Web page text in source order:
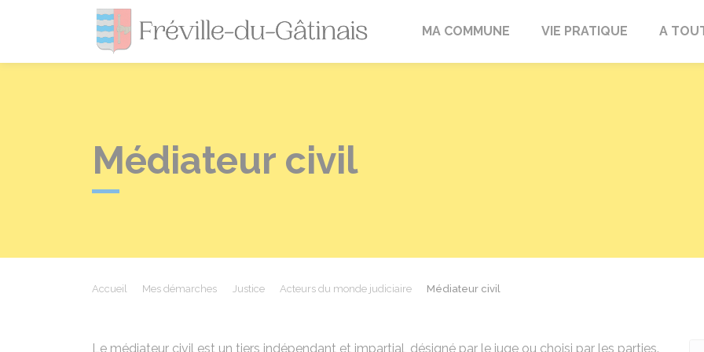
Fréville-du-Gâtinais
MA COMMUNE VIE PRATIQUE A
Médiateur civil
Accueil Mes démarches Justice Acteurs du monde judiciaire Médiateur civil
Le médiateur civil est un tiers indépendant et impartial, désigné par le juge ou choisi par les parties.